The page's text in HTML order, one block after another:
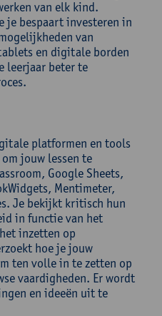
van elk kind.
je bespaart investeren in
van
en digitale borden
leerjaar beter te
platformen en tools
jouw lessen te
Google Sheets,
Mentimeter,
Je bekijkt kritisch hun
in functie van het
inzetten op
hoe je jouw
ten volle in te zetten op
vaardigheden. Er wordt
en ideeën uit te